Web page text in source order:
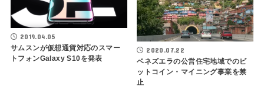
2019.04.05
サムスンが仮想通貨対応のスマー
トフォンGalaxy S10を発表
2020.07.22
ベネズエラの公営住宅地域でのビ
ットコイン・マイニング事業を禁
止